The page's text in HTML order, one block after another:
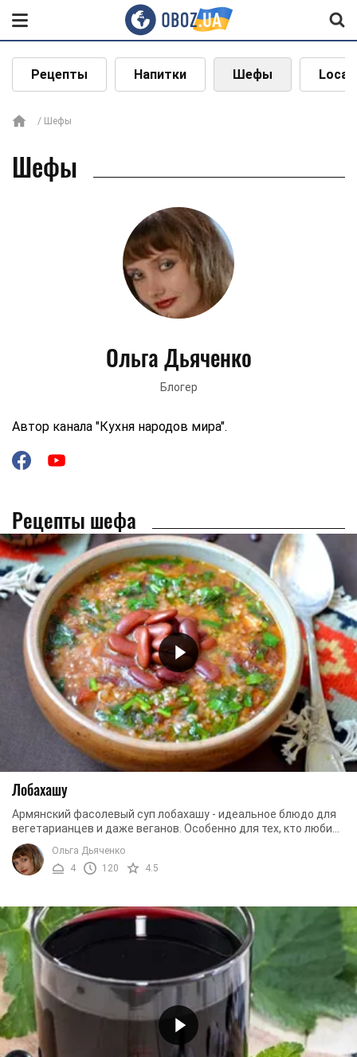
Рецепты Напитки Шефы Local
Шефы
Шефы
Ольга Дьяченко
Блогер
Автор канала "Кухня народов мира".
Рецепты шефа
Лобахашу
Армянский фасолевый суп лобахашу - идеальное блюдо для
вегетарианцев и даже веганов. Особенно для тех, кто любит
фасоль. Этот суп - настоящий кладезь ...
Ольга Дьяченко
4
120 4.5